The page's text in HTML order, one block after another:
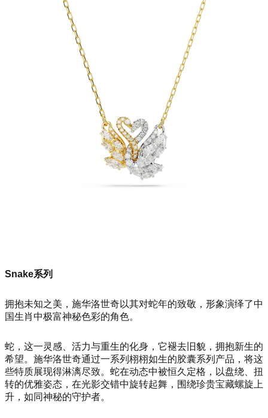
Snake系列
拥抱未知之美，施华洛世奇以其对蛇年的致敬，形象演绎了中
国生肖中极富神秘色彩的角色。
蛇，这一灵感、活力与重生的化身，它褪去旧貌，拥抱新生的
希望。施华洛世奇通过一系列栩栩如生的胶囊系列产品，将这
些特质展现得淋漓尽致。蛇在动态中被恒久定格，以盘绕、扭
转的优雅姿态，在光影交错中旋转起舞，围绕珍贵宝藏螺旋上
升，如同神秘的守护者。